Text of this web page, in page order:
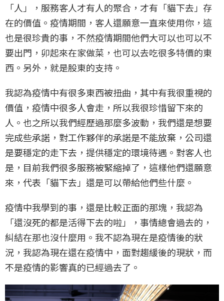
「人」，服務客人才有人的聚合，才有「貓下去」存
在的價值。疫情期間，客人還願意一直來使用你，這
也是很珍貴的事，不然疫情期間他們大可以也可以不
要出門，卯起來在家做菜，也可以去吃很多特價的東
西。另外，就是股東的支持。
我認為疫情中有很多東西被扭曲，其中有我很重視的
價值，疫情中很多人會走，所以我很珍惜留下來的
人。也之所以我們經歷過那麼多波動，我們還是想要
完成些承諾，對工作夥伴的承諾是不能放棄，公司還
是要穩定的走下去，提供穩定的環境待遇。對客人也
是，目前我們很多服務被緊縮掉了，這樣他們還願意
來，代表「貓下去」還是可以帶給他們些什麼。
疫情中我學到的事，還是比較正面的那塊，我認為
「還沒死的都是活得下去的啦」，事情總會過去的，
糾結在那也沒什麼用。我不認為現在是疫情後的狀
況，我認為現在還在疫情中，面對趨緩後的現狀，而
不是疫情的影響真的已經過去了。